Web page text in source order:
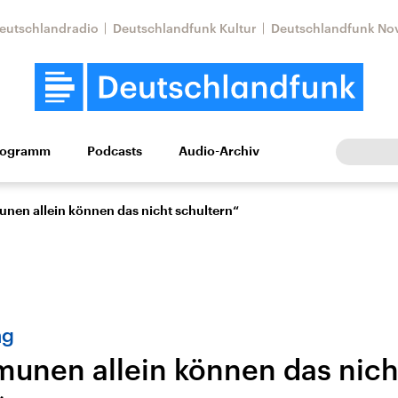
Deutschlandfunk Kultur Deutschlandfunk
Wissen Kultur Europa
Nahostkonflikt
Iran
Podcasts Audio-Archiv
allein können das nicht schultern“
allein können das